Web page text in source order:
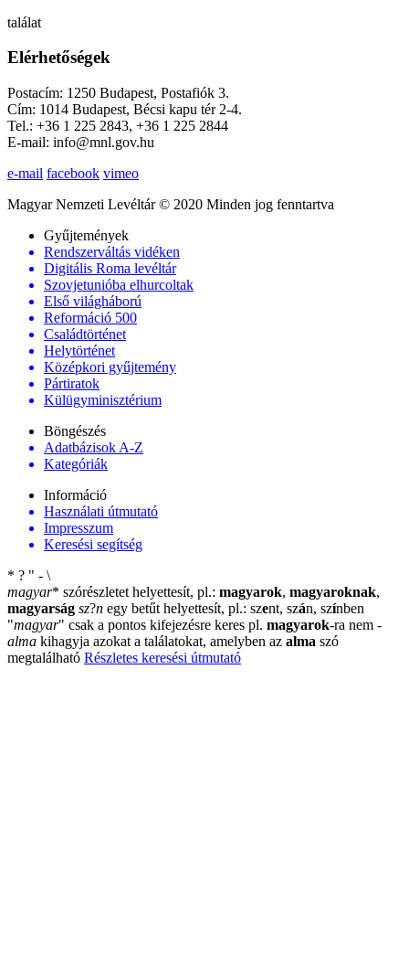
találat
Elérhetőségek
Postacím: 1250 Budapest, Postafiók 3.
Cím: 1014 Budapest, Bécsi kapu tér 2-4.
Tel.: +36 1 225 2843, +36 1 225 2844
E-mail: info@mnl.gov.hu
e-mail facebook vimeo
Magyar Nemzeti Levéltár © 2020 Minden jog fenntartva
Gyűjtemények
Rendszerváltás vidéken
Digitális Roma levéltár
Szovjetunióba elhurcoltak
Első világháború
Reformáció 500
Családtörténet
Helytörténet
Középkori gyűjtemény
Pártiratok
Külügyminisztérium
Böngészés
Adatbázisok A-Z
Kategóriák
Információ
Használati útmutató
Impresszum
Keresési segítség
* ? " - \
magyar* szórészletet helyettesít, pl.: magyarok, magyaroknak,
magyarság sz?n egy betűt helyettesít, pl.: szent, szán, színben
"magyar" csak a pontos kifejezésre keres pl. magyarok-ra nem -
alma kihagyja azokat a találatokat, amelyben az alma szó
megtalálható Részletes keresési útmutató